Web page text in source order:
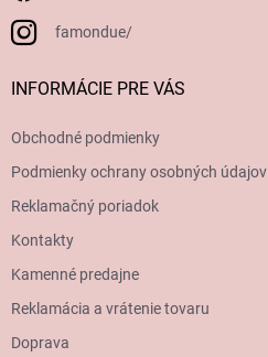
famondue/
INFORMÁCIE PRE VÁS
Obchodné podmienky
Podmienky ochrany osobných údajov
Reklamačný poriadok
Kontakty
Kamenné predajne
Reklamácia a vrátenie tovaru
Doprava